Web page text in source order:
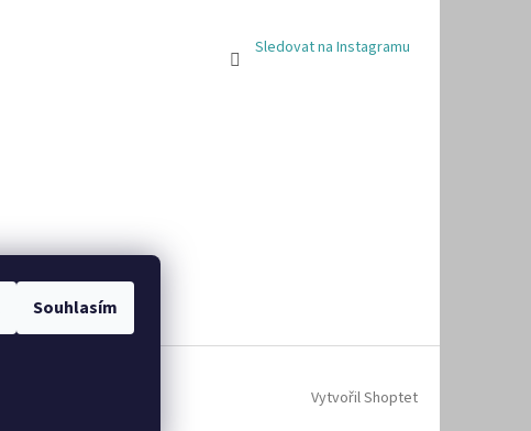
Souhlasím
Sledovat na Instagramu
Vytvořil Shoptet